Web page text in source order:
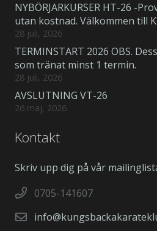
NYBÖRJARKURSER HT-26 -
utan kostnad. Välkommen till
28 juli, 2026
TERMINSTART 2026 OBS.
som tränat minst 1 termin.
28 juli, 2026
AVSLUTNING VT-26
26 maj, 2026
Kontakt
Skriv upp dig på vår
0705-141607